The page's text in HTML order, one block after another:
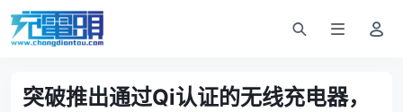
突破推出通过Qi认证的无线充电器，